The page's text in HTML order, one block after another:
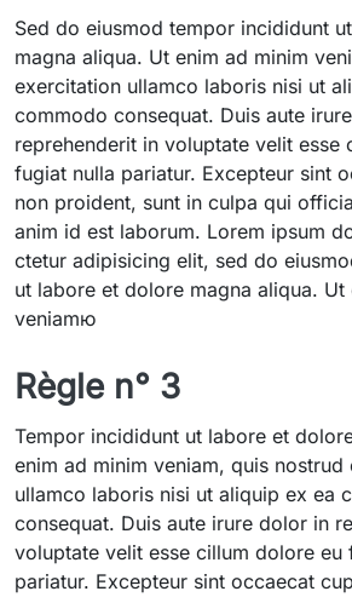
Sed do eiusmod tempor incididunt
magna aliqua. Ut enim ad minim
exercitation ullamco laboris nisi ut
commodo consequat. Duis aute
reprehenderit in voluptate velit esse
fugiat nulla pariatur. Excepteur sint
non proident, sunt in culpa qui
anim id est laborum. Lorem ipsum
ctetur adipisicing elit, sed do
ut labore et dolore magna aliqua. Ut
veniamю
Règle n° 3
Tempor incididunt ut labore et
enim ad minim veniam, quis nostrud
ullamco laboris nisi ut aliquip ex ea
consequat. Duis aute irure dolor in
voluptate velit esse cillum dolore eu
pariatur. Excepteur sint occaecat